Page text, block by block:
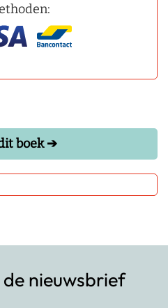
boek ➔
nieuwsbrief